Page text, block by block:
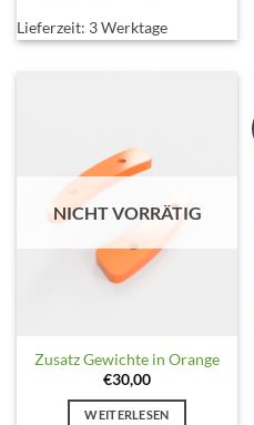
Lieferzeit: 3 Werktage
NICHT VORRÄTIG
Zusatz Gewichte in Orange
€30,00
WEITERLESEN